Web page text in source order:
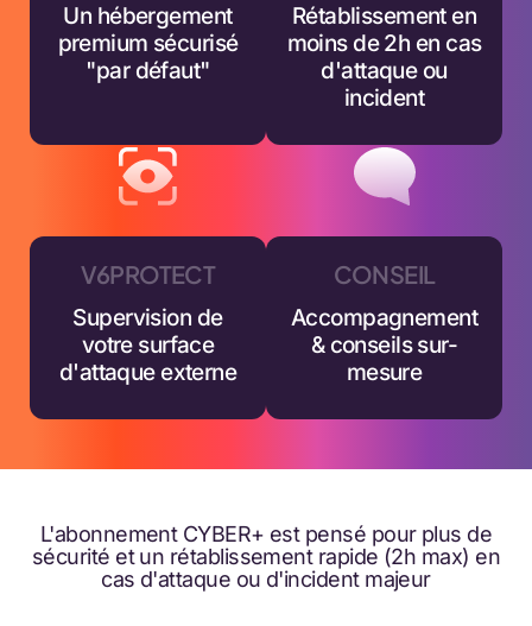
Un hébergement
premium sécurisé
"par défaut"
Rétablissement en
moins de 2h en cas
d'attaque ou
incident
V6PROTECT
Supervision de
votre surface
d'attaque externe
CONSEIL
Accompagnement
& conseils sur-
mesure
L'abonnement CYBER+ est pensé pour plus de
sécurité et un rétablissement rapide (2h max) en
cas d'attaque ou d'incident majeur